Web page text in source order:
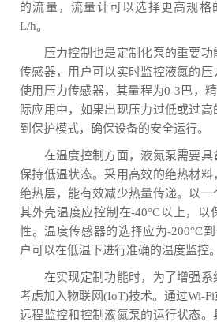
的流量，流量计可以选择更高规格
L/h。
压力控制也是定制化泵的重要功
传感器，用户可以实时监控液氮的
使用压力传感器，其量程为0-3巴，
际应用中，如果出现压力过低或过
到保护模式，确保设备的安全运行。
在温度控制方面，液氮泵需要具
保持低温状态。采用高效的绝热材
绝热层，能有效减少热量传递。以一
其外壳温度应控制在-40°C以上，以
性。温度传感器的选择应为-200°C
户可以在低温下进行准确的温度监控。
在实现定制功能时，为了增强系
考虑加入物联网(IoT)技术。通过Wi-
远程监控和控制液氮泵的运行状态